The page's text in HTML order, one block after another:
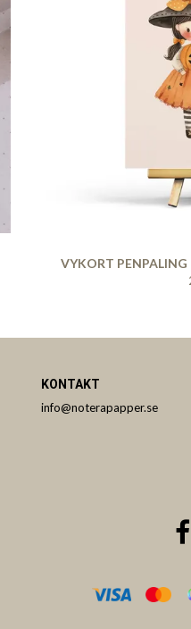
VYKORT
KONTAKT
info@noterapapper.se